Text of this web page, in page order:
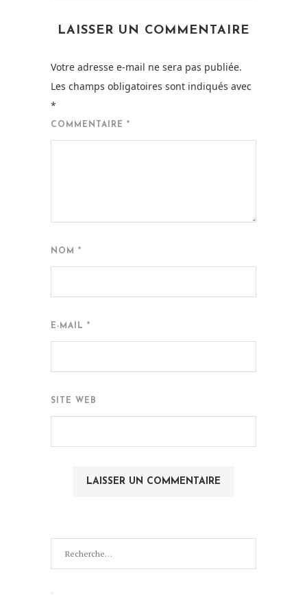
LAISSER UN COMMENTAIRE
Votre adresse e-mail ne sera pas publiée.
Les champs obligatoires sont indiqués avec
*
COMMENTAIRE *
NOM *
E-MAIL *
SITE WEB
pour
: